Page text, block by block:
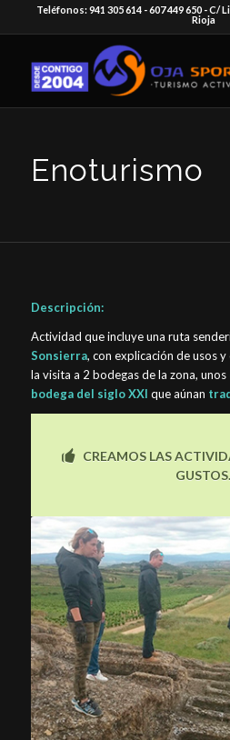
Teléfonos: 941 305 614 - 607 449 650 - C/
Rioja
Enoturismo
Descripción:
Actividad que incluye una ruta
Sonsierra, con explicación de usos
la visita a 2 bodegas de la zona, unos
bodega del siglo XXI que aúnan
CREAMOS LAS
GUSTOS.